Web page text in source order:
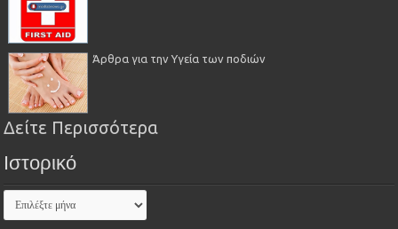
Άρθρα για την Υγεία των ποδιών
Δείτε Περισσότερα
Ιστορικό